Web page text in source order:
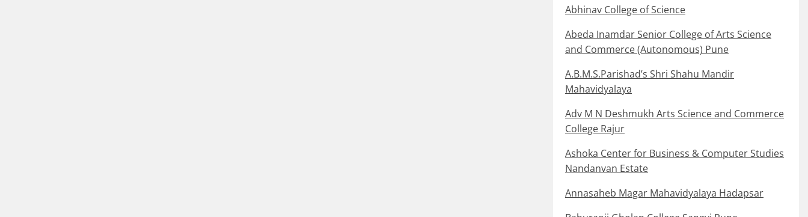
Abhinav College of Science
Abeda Inamdar Senior College of Arts Science
and Commerce (Autonomous) Pune
A.B.M.S.Parishad’s Shri Shahu Mandir
Mahavidyalaya
Adv M N Deshmukh Arts Science and Commerce
College Rajur
Ashoka Center for Business & Computer Studies
Nandanvan Estate
Annasaheb Magar Mahavidyalaya Hadapsar